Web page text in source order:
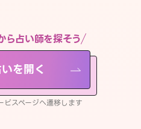
ら占い師を探そう
を開く
スページへ遷移します